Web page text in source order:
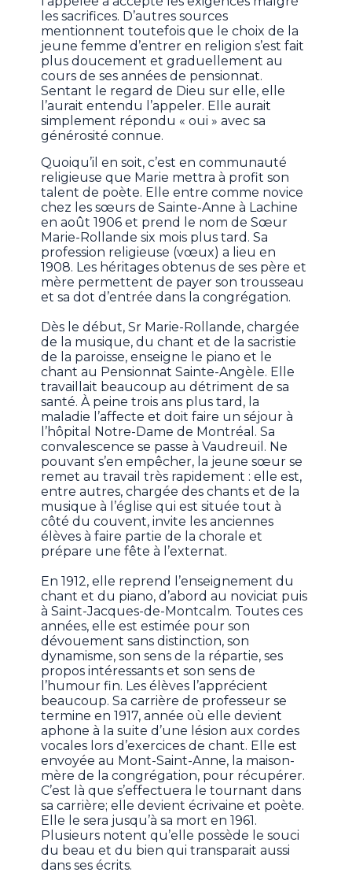
les sacrifices. D’autres sources
mentionnent toutefois que le choix de la
jeune femme d’entrer en religion s’est fait
plus doucement et graduellement au
cours de ses années de pensionnat.
Sentant le regard de Dieu sur elle, elle
l’aurait entendu l’appeler. Elle aurait
simplement répondu « oui » avec sa
générosité connue.
Quoiqu’il en soit, c’est en communauté
religieuse que Marie mettra à profit son
talent de poète. Elle entre comme novice
chez les sœurs de Sainte-Anne à Lachine
en août 1906 et prend le nom de Sœur
Marie-Rollande six mois plus tard. Sa
profession religieuse (vœux) a lieu en
1908. Les héritages obtenus de ses père et
mère permettent de payer son trousseau
et sa dot d’entrée dans la congrégation.
Dès le début, Sr Marie-Rollande, chargée
de la musique, du chant et de la sacristie
de la paroisse, enseigne le piano et le
chant au Pensionnat Sainte-Angèle. Elle
travaillait beaucoup au détriment de sa
santé. À peine trois ans plus tard, la
maladie l’affecte et doit faire un séjour à
l’hôpital Notre-Dame de Montréal. Sa
convalescence se passe à Vaudreuil. Ne
pouvant s’en empêcher, la jeune sœur se
remet au travail très rapidement : elle est,
entre autres, chargée des chants et de la
musique à l’église qui est située tout à
côté du couvent, invite les anciennes
élèves à faire partie de la chorale et
prépare une fête à l’externat.
En 1912, elle reprend l’enseignement du
chant et du piano, d’abord au noviciat puis
à Saint-Jacques-de-Montcalm. Toutes ces
années, elle est estimée pour son
dévouement sans distinction, son
dynamisme, son sens de la répartie, ses
propos intéressants et son sens de
l’humour fin. Les élèves l’apprécient
beaucoup. Sa carrière de professeur se
termine en 1917, année où elle devient
aphone à la suite d’une lésion aux cordes
vocales lors d’exercices de chant. Elle est
envoyée au Mont-Saint-Anne, la maison-
mère de la congrégation, pour récupérer.
C’est là que s’effectuera le tournant dans
sa carrière; elle devient écrivaine et poète.
Elle le sera jusqu’à sa mort en 1961.
Plusieurs notent qu’elle possède le souci
du beau et du bien qui transparait aussi
dans ses écrits.